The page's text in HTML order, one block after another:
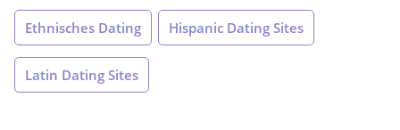
Ethnisches Dating Hispanic Dating Sites
Latin Dating Sites